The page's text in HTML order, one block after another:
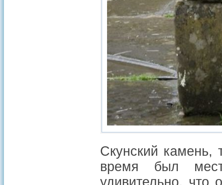
Скунский камень,
время был
удивительно, что